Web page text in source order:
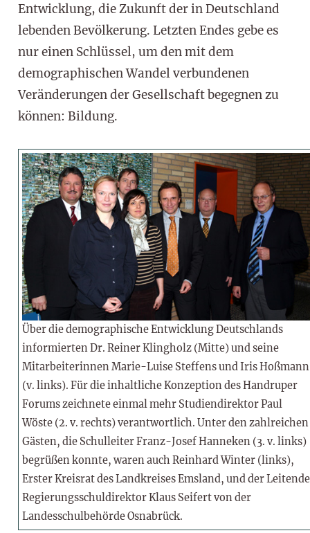
Entwicklung, die Zukunft der in Deutschland
lebenden Bevölkerung. Letzten Endes gebe es
nur einen Schlüssel, um den mit dem
demographischen Wandel verbundenen
Veränderungen der Gesellschaft begegnen zu
können: Bildung.
Über die demographische Entwicklung Deutschlands
informierten Dr. Reiner Klingholz (Mitte) und seine
Mitarbeiterinnen Marie-Luise Steffens und Iris Hoßmann
(v. links). Für die inhaltliche Konzeption des Handruper
Forums zeichnete einmal mehr Studiendirektor Paul
Wöste (2. v. rechts) verantwortlich. Unter den zahlreichen
Gästen, die Schulleiter Franz-Josef Hanneken (3. v. links)
begrüßen konnte, waren auch Reinhard Winter (links),
Erster Kreisrat des Landkreises Emsland, und der Leitende
Regierungsschuldirektor Klaus Seifert von der
Landesschulbehörde Osnabrück.